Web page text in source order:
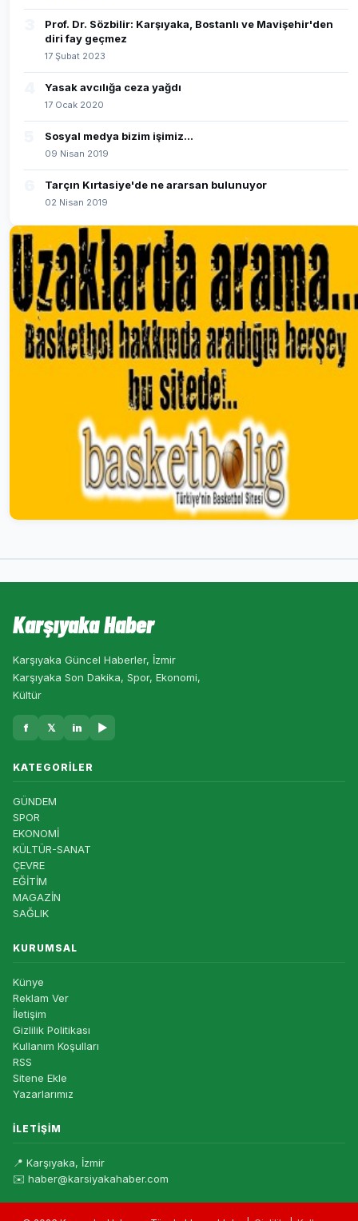
Prof. Dr. Sözbilir: Karşıyaka, Bostanlı ve Mavişehir'den
diri fay geçmez
17 Şubat 2023
Yasak avcılığa ceza yağdı
17 Ocak 2020
Sosyal medya bizim işimiz...
09 Nisan 2019
Tarçın Kırtasiye'de ne ararsan bulunuyor
02 Nisan 2019
Karşıyaka Haber
Karşıyaka Güncel Haberler, İzmir
Karşıyaka Son Dakika, Spor, Ekonomi,
Kültür
f 𝕏 in ▶
KATEGORILER
GÜNDEM
SPOR
EKONOMİ
KÜLTÜR-SANAT
ÇEVRE
EĞİTİM
MAGAZİN
SAĞLIK
KURUMSAL
Künye
Reklam Ver
İletişim
Gizlilik Politikası
Kullanım Koşulları
RSS
Sitene Ekle
Yazarlarımız
İLETIŞIM
📍 Karşıyaka, İzmir
✉️ haber@karsiyakahaber.com